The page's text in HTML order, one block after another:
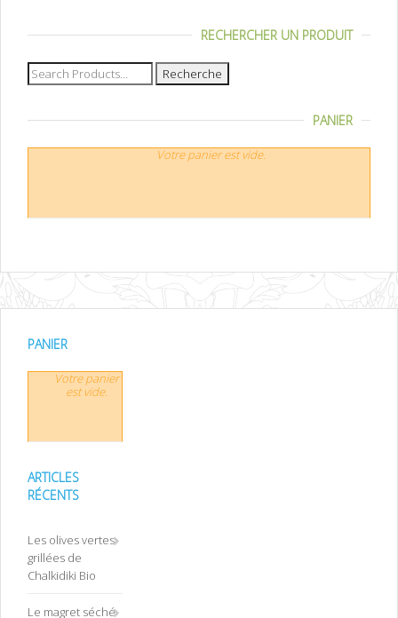
RECHERCHER UN PRODUIT
Recherche
pour :
PANIER
Votre panier est vide.
PANIER
Votre panier
est vide.
ARTICLES
RÉCENTS
Les olives vertes
grillées de
Chalkidiki Bio
Le magret séché